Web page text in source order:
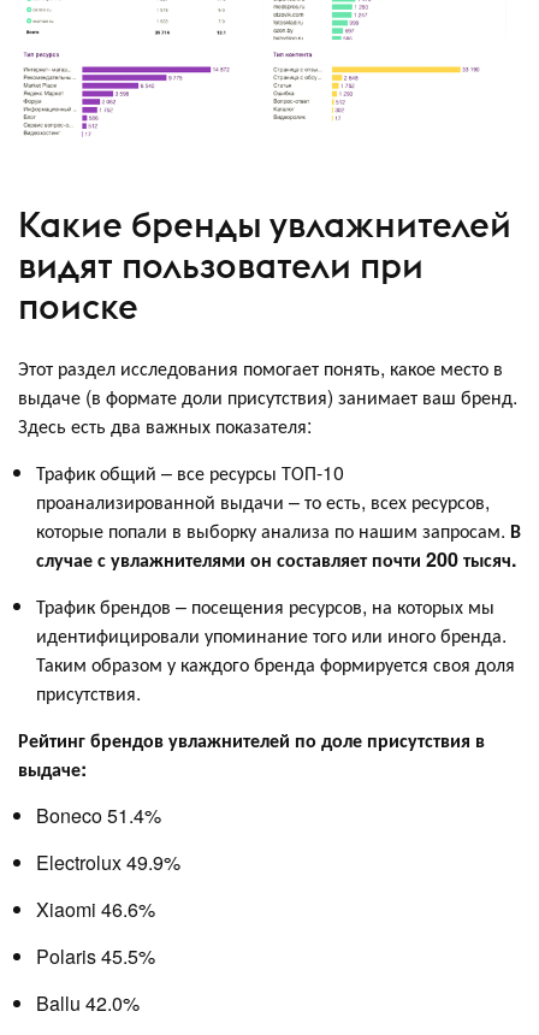
Какие бренды увлажнителей
видят пользователи при
поиске
Этот раздел исследования помогает понять, какое место в
выдаче (в формате доли присутствия) занимает ваш бренд.
Здесь есть два важных показателя:
Трафик общий – все ресурсы ТОП-10
проанализированной выдачи – то есть, всех ресурсов,
которые попали в выборку анализа по нашим запросам. В
случае с увлажнителями он составляет почти 200 тысяч.
Трафик брендов – посещения ресурсов, на которых мы
идентифицировали упоминание того или иного бренда.
Таким образом у каждого бренда формируется своя доля
присутствия.
Рейтинг брендов увлажнителей по доле присутствия в
выдаче:
Boneco 51.4%
Electrolux 49.9%
Xiaomi 46.6%
Polaris 45.5%
Ballu 42.0%